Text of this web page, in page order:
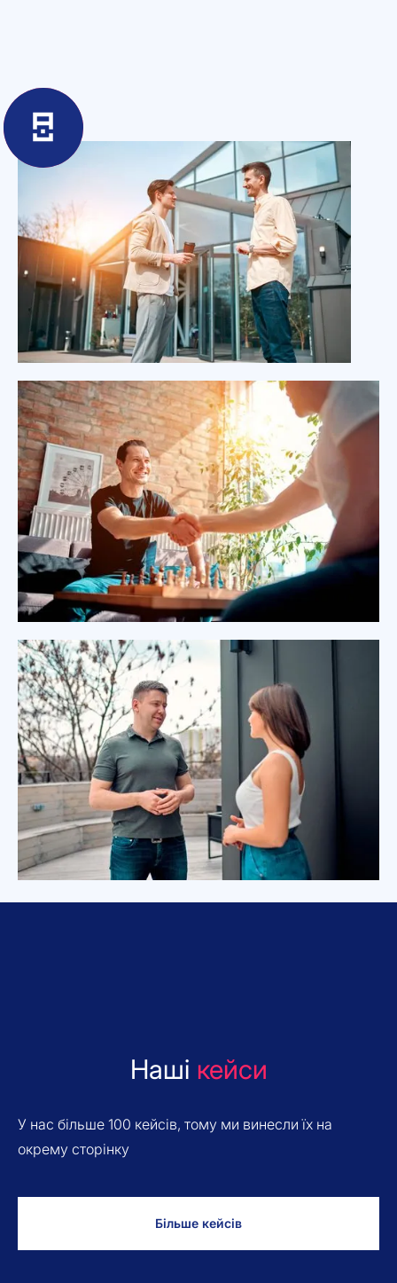
Наші кейси
У нас більше 100 кейсів, тому ми винесли їх на
окрему сторінку
Більше кейсів